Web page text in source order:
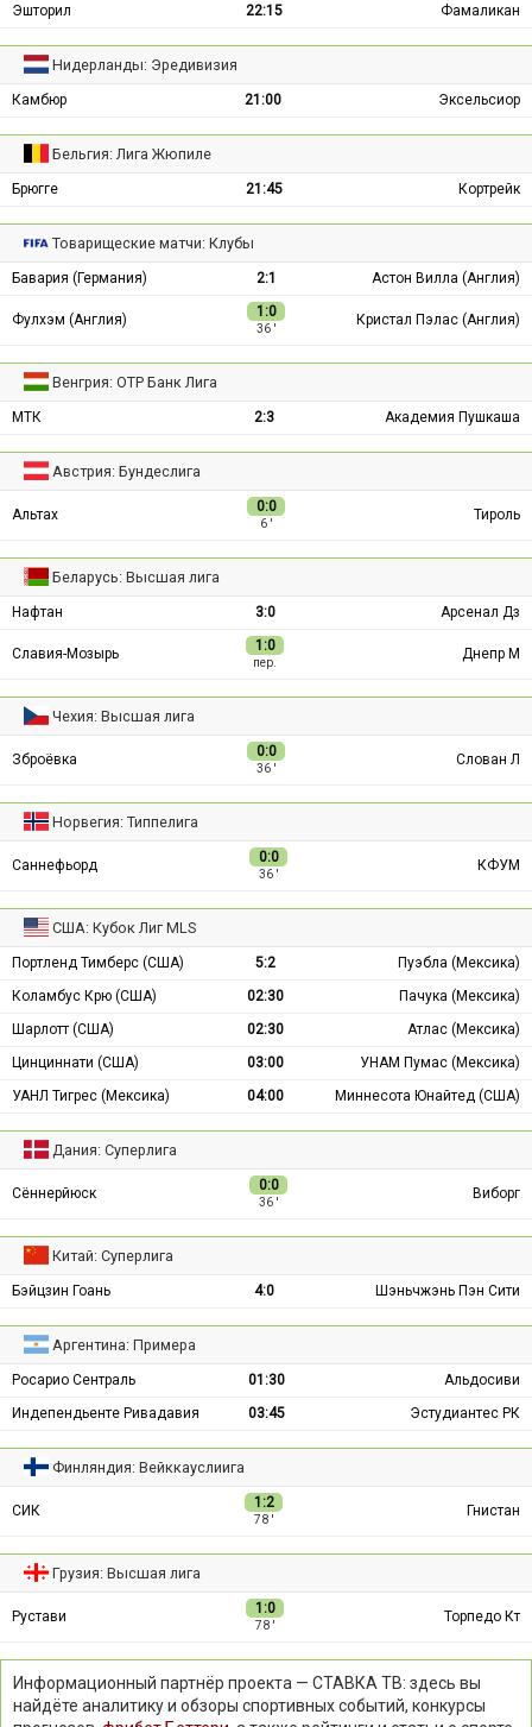
Эшторил 22:15 Фамаликан
Нидерланды: Эредивизия
Камбюр 21:00 Эксельсиор
Бельгия: Лига Жюпиле
Брюгге 21:45 Кортрейк
Товарищеские матчи: Клубы
Бавария (Германия) 2:1 Астон Вилла (Англия)
Фулхэм (Англия) 1:0
36 ′
Кристал Пэлас (Англия)
Венгрия: ОТР Банк Лига
МТК 2:3 Академия Пушкаша
Австрия: Бундеслига
Альтах 0:0
6 ′
Тироль
Беларусь: Высшая лига
Нафтан 3:0 Арсенал Дз
Славия-Мозырь 1:0
пер.
Днепр М
Чехия: Высшая лига
Зброёвка 0:0
36 ′
Слован Л
Норвегия: Типпелига
Саннефьорд 0:0
36 ′
КФУМ
США: Кубок Лиг MLS
Портленд Тимберс (США) 5:2
Пуэбла (Мексика)
Коламбус Крю (США)
02:30
Пачука (Мексика)
Шарлотт (США)
02:30
Атлас (Мексика)
Цинциннати (США)
03:00
УНАМ Пумас (Мексика)
УАНЛ Тигрес (Мексика)
04:00 Миннесота Юнайтед (США)
Дания: Суперлига
Сённерйюск 0:0
36 ′
Виборг
Китай: Суперлига
Бэйцзин Гоань 4:0 Шэньчжэнь Пэн Сити
Аргентина: Примера
Росарио Сентраль 01:30
Альдосиви
Индепендьенте Ривадавия
03:45 Эстудиантес РК
Финляндия: Вейккауслиига
СИК 1:2
78 ′
Гнистан
Грузия: Высшая лига
Рустави 1:0
78 ′
Торпедо Кт
Информационный партнёр проекта — СТАВКА ТВ: здесь вы
найдёте аналитику и обзоры спортивных событий, конкурсы